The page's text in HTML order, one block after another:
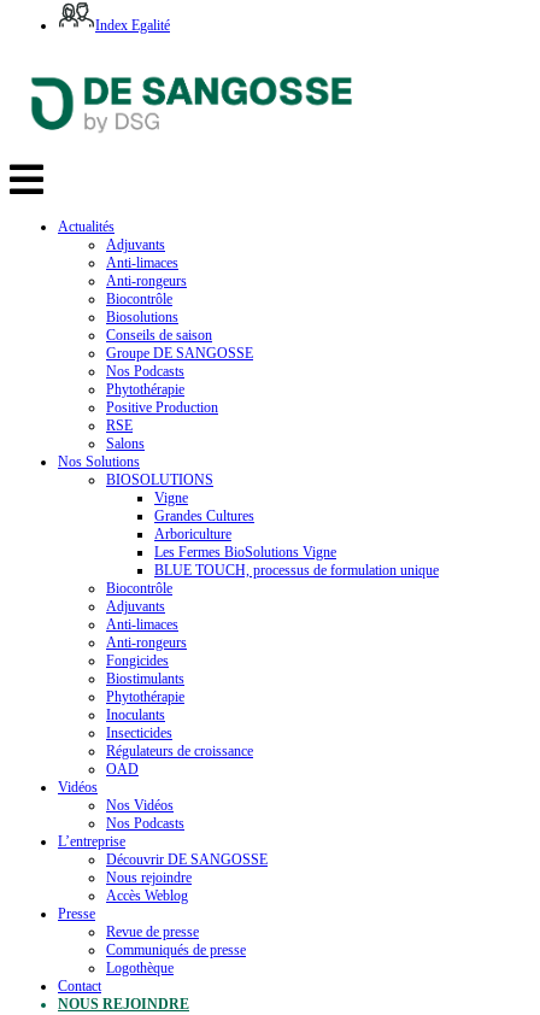
Index Egalité
Actualités
Adjuvants
Anti-limaces
Anti-rongeurs
Biocontrôle
Biosolutions
Conseils de saison
Groupe DE SANGOSSE
Nos Podcasts
Phytothérapie
Positive Production
RSE
Salons
Nos Solutions
BIOSOLUTIONS
Vigne
Grandes Cultures
Arboriculture
Les Fermes BioSolutions Vigne
BLUE TOUCH, processus de formulation unique
Biocontrôle
Adjuvants
Anti-limaces
Anti-rongeurs
Fongicides
Biostimulants
Phytothérapie
Inoculants
Insecticides
Régulateurs de croissance
OAD
Vidéos
Nos Vidéos
Nos Podcasts
L’entreprise
Découvrir DE SANGOSSE
Nous rejoindre
Accès Weblog
Presse
Revue de presse
Communiqués de presse
Logothèque
Contact
NOUS REJOINDRE